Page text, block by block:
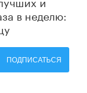
в неделю:
ПОДПИСАТЬСЯ